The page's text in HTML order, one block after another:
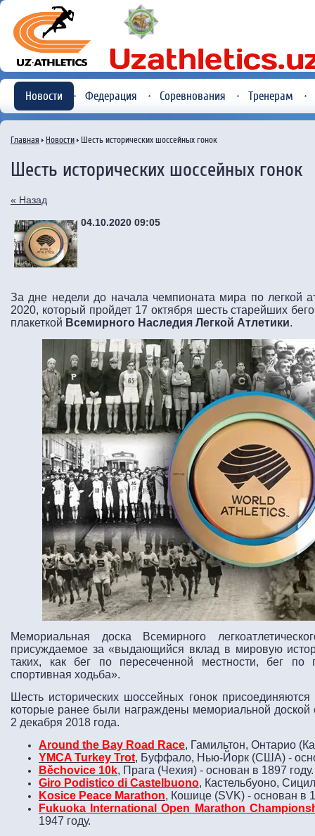
Новости Федерация Соревнования Тренерам
Главная Новости Шесть исторических шоссейных гонок
Шесть исторических шоссейных гонок
« Назад
04.10.2020 09:05
За дне недели до начала чемпионата мира по легкой
2020, который пройдет 17 октября шесть старейших
плакеткой Всемирного Наследия Легкой Атлетики.
Мемориальная доска Всемирного
присуждаемое за «выдающийся вклад в мировую
таких, как бег по пересеченной местности, бег по
спортивная ходьба».
Шесть исторических шоссейных гонок
которые ранее были награждены мемориальной доской
2 декабря 2018 года.
Around the Bay Road Race, Гамильтон, Онтарио
YMCA Turkey Trot, Буффало, Нью-Йорк (США) -
Běchovice 10k, Прага (Чехия) - основан в 1897 году.
Giro Podistico di Castelbuono, Кастельбуоно,
Kosice Peace Marathon, Кошице (SVK) - основан в
Fukuoka International Open Marathon
1947 году.